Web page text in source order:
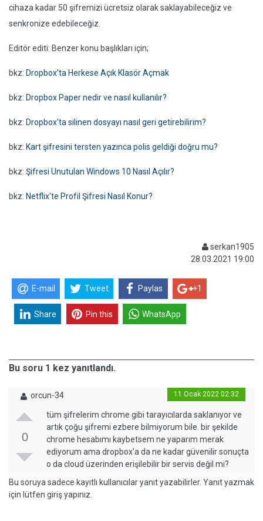
cihaza kadar 50 şifremizi ücretsiz olarak saklayabileceğiz ve
senkronize edebileceğiz.
Editör editi: Benzer konu başlıkları için;
bkz: Dropbox'ta Herkese Açık Klasör Açmak
bkz: Dropbox Paper nedir ve nasıl kullanılır?
bkz: Dropbox'ta silinen dosyayı nasıl geri getirebilirim?
bkz: Kart şifresini tersten yazınca polis geldiği doğru mu?
bkz: Şifresi Unutulan Windows 10 Nasıl Açılır?
bkz: Netflix'te Profil Şifresi Nasıl Konur?
serkan1905
28.03.2021 19:00
E-mail Tweet Paylas +1
Share Pin this WhatsApp
Bu soru 1 kez yanıtlandı.
orcun-34 11 Ocak 2022 02:32
0
tüm şifrelerim chrome gibi tarayıcılarda saklanıyor ve
artık çoğu şifremi ezbere bilmiyorum bile. bir şekilde
chrome hesabımı kaybetsem ne yaparım merak
ediyorum ama dropbox'a da ne kadar güvenilir sonuçta
o da cloud üzerinden erişilebilir bir servis değil mi?
Bu soruya sadece kayıtlı kullanıcılar yanıt yazabilirler. Yanıt yazmak
için lütfen giriş yapınız.